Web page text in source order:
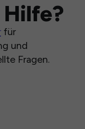
Hilfe?
für
und
Fragen.